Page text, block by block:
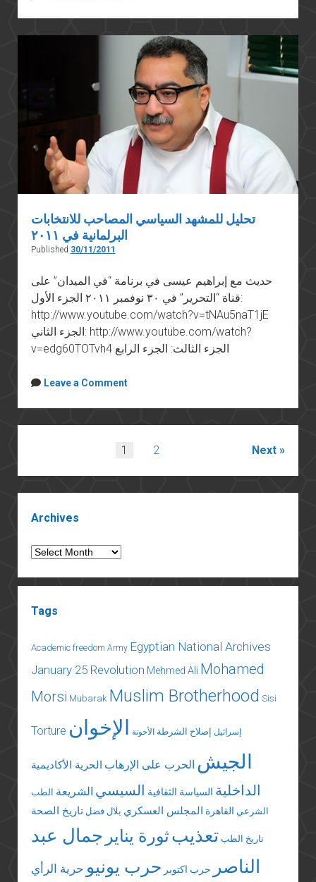
تحليل للمشهد السياسي المصاحب للانتخابات
البرلمانية في ٢٠١١
Published 30/11/2011
حديث مع إبراهيم عيسى في برنامة “في الميدان” على
قناة “التحرير” في ٣٠ نوفمبر ٢٠١١ الجزء الأول:
http://www.youtube.com/watch?v=tNAu5naT1jE
الجزء الثاني: http://www.youtube.com/watch?
v=edg60TOTvh4 الجزء الثالث: الجزء الرابع
Leave a Comment
1 2 Next
Archives
Archives
Tags
Academic freedom Army Egyptian National Archives
January 25 Revolution Mehmed Ali Mohamed
Morsi Mubarak Muslim Brotherhood Sisi
Torture إسرائيل إصلاح الشرطة الأخونة الإخوان
الجيش الحرب على الإرهاب الحرية الأكاديمية
الداخلية السياسة الثقافية السيسي الشريعة الطب
الشرعي القاهرة المجلس العسكري بلال فضل تاريخ الصحة
تاريخ الطب تعذيبثورة يناير جمال عبد
الناصر
حرب اكتوبر حرب يونيو حرية الرأي